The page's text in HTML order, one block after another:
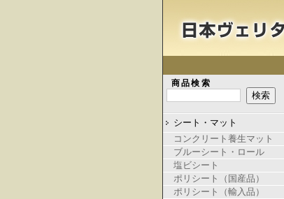
商品検索
シート・マット
コンクリート養生マット
ブルーシート・ロール
塩ビシート
ポリシート（国産品）
ポリシート（輸入品）